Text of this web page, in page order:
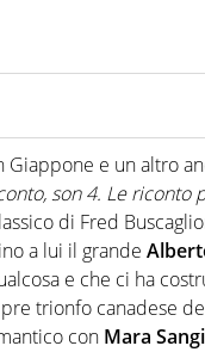
si accendono i
podio
Giappone e un altro
son 4. Le riconto
di Fred
a lui il grande
e che ci ha
trionfo canadese
con Mara